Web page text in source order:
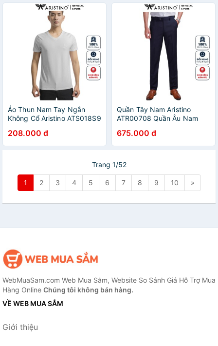
Áo Thun Nam Tay Ngắn
Không Cổ Aristino ATS018S9
Tim Chất Liệu CVC Mịn Mát
208.000 đ
Quần Tây Nam Aristino
ATR00708 Quần Âu Nam
Dáng Regular Fit Vải
Polyester
675.000 đ
Trang 1/52
1 2 3 4 5 6 7 8 9 10 »
WebMuaSam.com Web Mua Sắm, Website So Sánh Giá Hỗ Trợ Mua
Hàng Online Chúng tôi không bán hàng.
VỀ WEB MUA SẮM
Giới thiệu